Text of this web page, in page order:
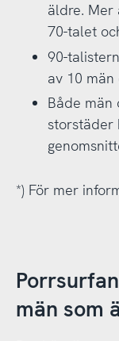
äldre. Mer
70-talet
90-
av 10
Både
storstäder
*) För mer
män som